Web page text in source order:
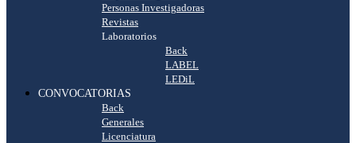
Personas Investigadoras
Revistas
Laboratorios
Back
LABEL
LEDiL
CONVOCATORIAS
Back
Generales
Licenciatura